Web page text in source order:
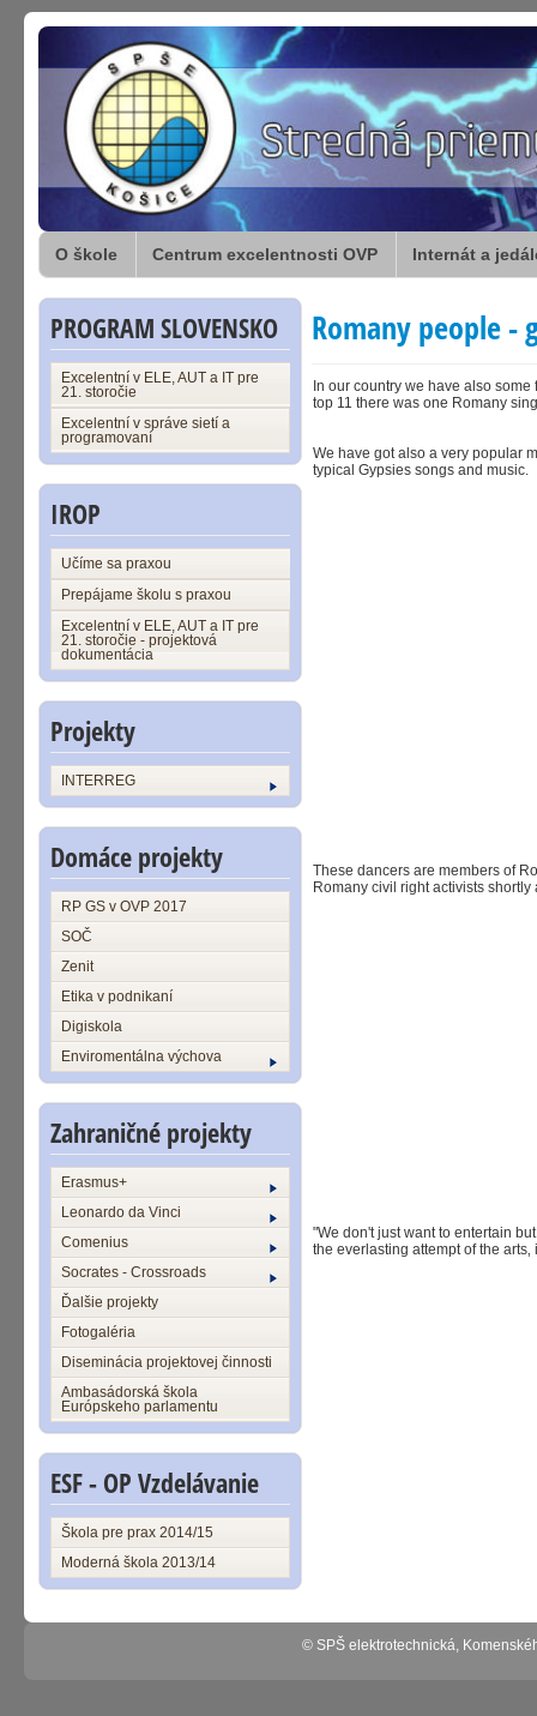
O škole Centrum excelentnosti OVP Internát a
PROGRAM SLOVENSKO
Excelentní v ELE, AUT a IT pre
21. storočie
Excelentní v správe sietí a
programovaní
IROP
Učíme sa praxou
Prepájame školu s praxou
Excelentní v ELE, AUT a IT pre
21. storočie - projektová
dokumentácia
Projekty
INTERREG
Domáce projekty
RP GS v OVP 2017
SOČ
Zenit
Etika v podnikaní
Digiskola
Enviromentálna výchova
Zahraničné projekty
Erasmus+
Leonardo da Vinci
Comenius
Socrates - Crossroads
Ďalšie projekty
Fotogaléria
Diseminácia projektovej činnosti
Ambasádorská škola
Európskeho parlamentu
ESF - OP Vzdelávanie
Škola pre prax 2014/15
Moderná škola 2013/14
Romany people -
In our country we have also
top 11 there was one Romany
We have got also a very popular
typical Gypsies songs and music.
These dancers are members of
Romany civil right activists
"We don't just want to entertain
the everlasting attempt of the
© SPŠ elektrotechnická,